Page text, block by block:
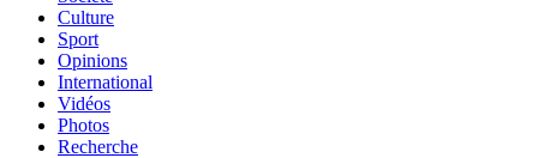
Culture
Sport
Opinions
International
Vidéos
Photos
Recherche